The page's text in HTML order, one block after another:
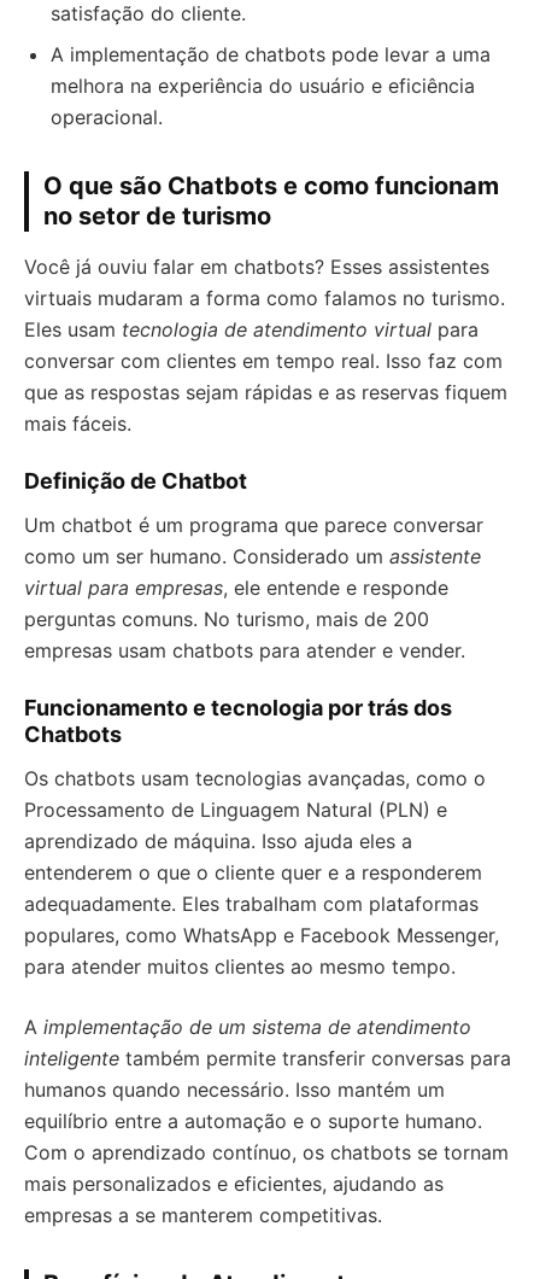
satisfação do cliente.
A implementação de chatbots pode levar a uma
melhora na experiência do usuário e eficiência
operacional.
O que são Chatbots e como funcionam
no setor de turismo
Você já ouviu falar em chatbots? Esses assistentes
virtuais mudaram a forma como falamos no turismo.
Eles usam tecnologia de atendimento virtual para
conversar com clientes em tempo real. Isso faz com
que as respostas sejam rápidas e as reservas fiquem
mais fáceis.
Definição de Chatbot
Um chatbot é um programa que parece conversar
como um ser humano. Considerado um assistente
virtual para empresas, ele entende e responde
perguntas comuns. No turismo, mais de 200
empresas usam chatbots para atender e vender.
Funcionamento e tecnologia por trás dos
Chatbots
Os chatbots usam tecnologias avançadas, como o
Processamento de Linguagem Natural (PLN) e
aprendizado de máquina. Isso ajuda eles a
entenderem o que o cliente quer e a responderem
adequadamente. Eles trabalham com plataformas
populares, como WhatsApp e Facebook Messenger,
para atender muitos clientes ao mesmo tempo.
A implementação de um sistema de atendimento
inteligente também permite transferir conversas para
humanos quando necessário. Isso mantém um
equilíbrio entre a automação e o suporte humano.
Com o aprendizado contínuo, os chatbots se tornam
mais personalizados e eficientes, ajudando as
empresas a se manterem competitivas.